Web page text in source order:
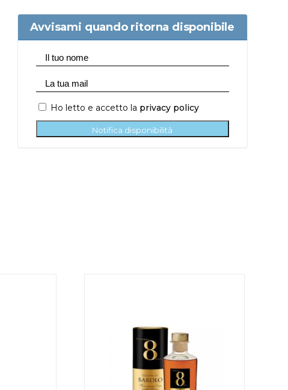
Avvisami quando ritorna disponibile
Ho letto e accetto la privacy policy
Notifica disponibilità